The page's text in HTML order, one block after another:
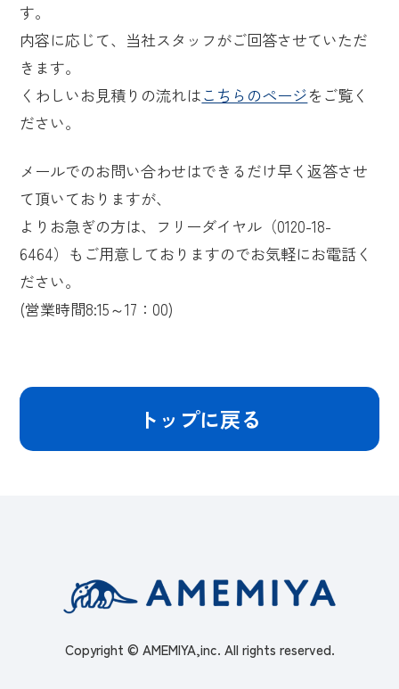
す。
内容に応じて、当社スタッフがご回答させていただ
きます。
くわしいお見積りの流れはこちらのページをご覧く
ださい。
メールでのお問い合わせはできるだけ早く返答させ
て頂いておりますが、
よりお急ぎの方は、フリーダイヤル（0120-18-
6464）もご用意しておりますのでお気軽にお電話く
ださい。
(営業時間8:15～17：00)
トップに戻る
Copyright © AMEMIYA,inc. All rights reserved.